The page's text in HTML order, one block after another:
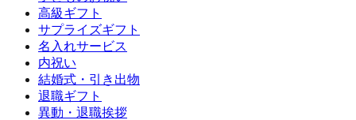
高級ギフト
サプライズギフト
名入れサービス
内祝い
結婚式・引き出物
退職ギフト
異動・退職挨拶